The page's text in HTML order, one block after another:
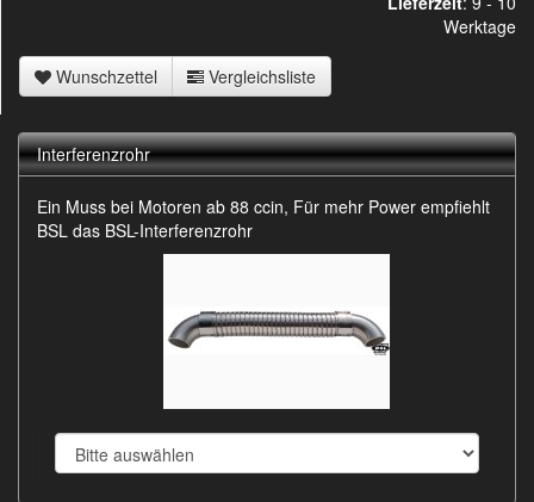
Werktage
Wunschzettel Vergleichsliste
Interferenzrohr
Ein Muss bei Motoren ab 88 ccin, Für mehr Power empfiehlt
BSL das BSL-Interferenzrohr